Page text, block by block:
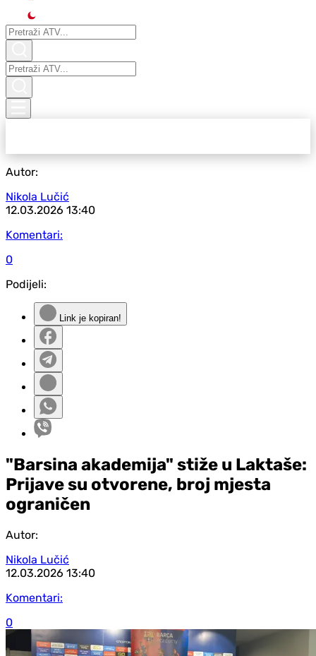
Autor:
Nikola Lučić
12.03.2026 13:40
Komentari:
0
Podijeli:
Link je kopiran!
"Barsina akademija" stiže u Laktaše:
Prijave su otvorene, broj mjesta
ograničen
Autor:
Nikola Lučić
12.03.2026 13:40
Komentari:
0